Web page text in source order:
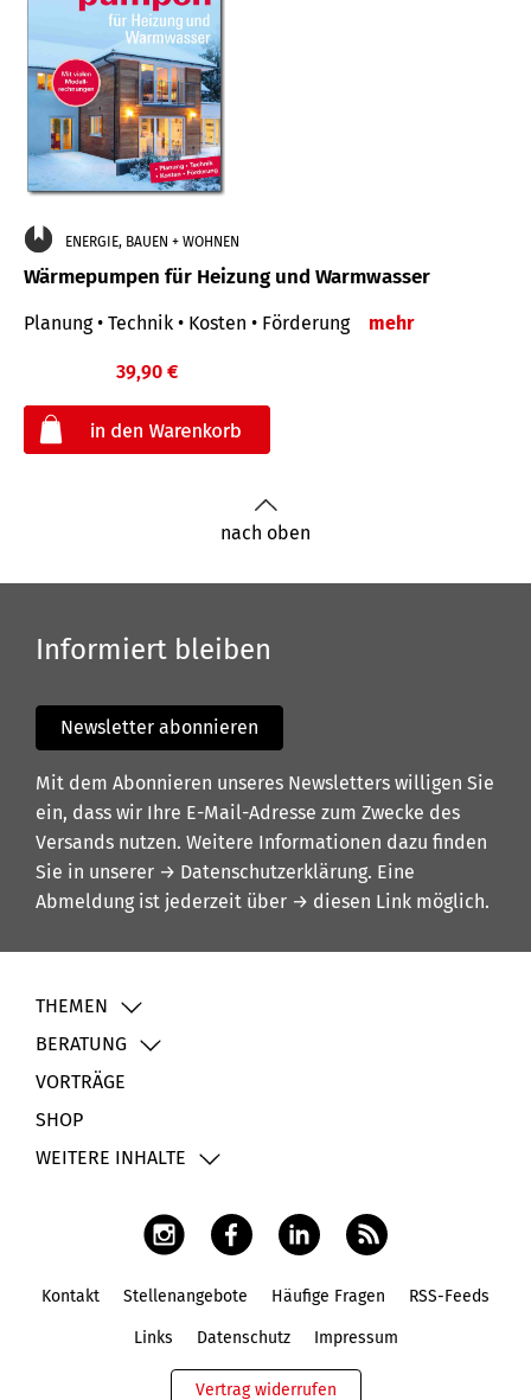
ENERGIE, BAUEN + WOHNEN
Wärmepumpen für Heizung und Warmwasser
Planung • Technik • Kosten • Förderung mehr
39,90 €
nach oben
Informiert bleiben
Newsletter abonnieren
Mit dem Abonnieren unseres Newsletters willigen Sie
ein, dass wir Ihre E-Mail-Adresse zum Zwecke des
Versands nutzen. Weitere Informationen dazu finden
Sie in unserer → Datenschutzerklärung. Eine
Abmeldung ist jederzeit über → diesen Link möglich.
THEMEN
BERATUNG
VORTRÄGE
SHOP
WEITERE INHALTE
Kontakt Stellenangebote Häufige Fragen RSS-Feeds
Links Datenschutz Impressum
Vertrag widerrufen